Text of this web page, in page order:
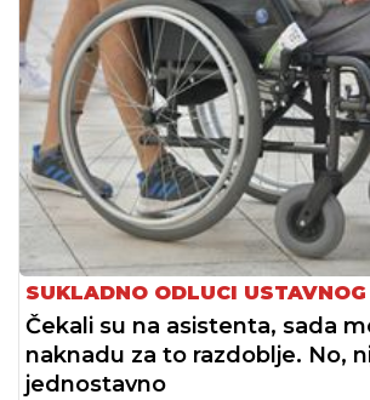
SUKLADNO ODLUCI
Čekali su na asistenta, sada
naknadu za to razdoblje. No,
jednostavno